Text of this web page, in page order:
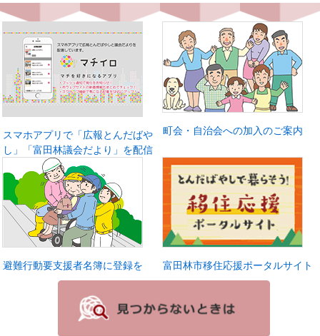
スマホアプリで「広報とんだばや
し」「富田林議会だより」を配信
町会・自治会への加入のご案内
避難行動要支援者名簿に登録を 富田林市移住応援ポータルサイト